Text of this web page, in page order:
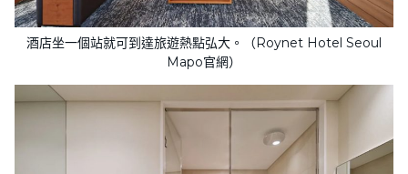
酒店坐一個站就可到達旅遊熱點弘大。（Roynet Hotel Seoul
Mapo官網）